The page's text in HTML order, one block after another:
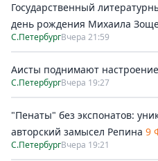
Государственный
день рождения Михаила
С.ПетербургВчера 21:59
Аисты поднимают
С.ПетербургВчера 19:27
"Пенаты" без экспонатов:
авторский замысел Репина 9
С.ПетербургВчера 19:21